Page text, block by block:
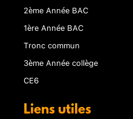
2ème Année BAC
1ère Année BAC
Tronc commun
3ème Année collège
CE6
Liens utiles